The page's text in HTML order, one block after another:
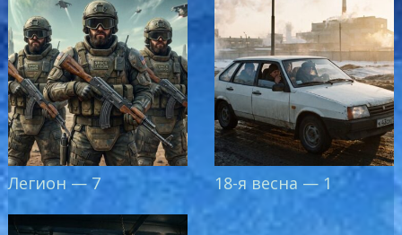
Легион — 7 18-я весна — 1